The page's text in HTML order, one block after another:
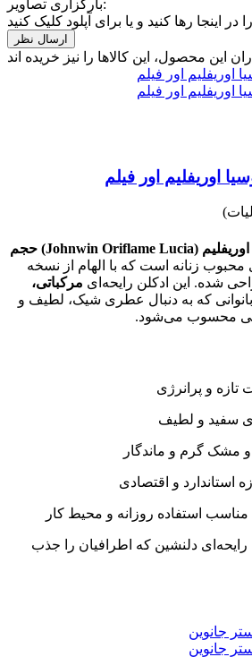
بارگزاری تصاویر:
اوریفلیم اور فیلم
ادکلن زنانه جانوین لوسیا اوریفلیم (Johnwin Oriflame Lucia) حجم
زنانه است که با الهام از نسخه
شده. این ادکلن رایحه‌ای مرکباتی،
بانوانی که به دنبال عطری شیک، لطیف و
محسوب می‌شود.
تازه و پرانرژی
سفید و لطیف
مشک گرم و ماندگار
استاندارد و اقتصادی
مناسب استفاده روزانه و محیط کار
رایحه‌ای دلنشین که اطرافیان را جذب